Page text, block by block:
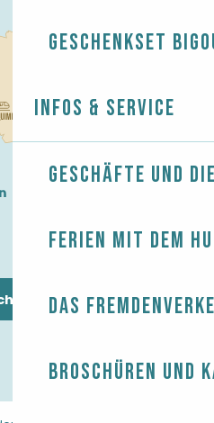
Geschenkset
Infos & Service
Geschäfte und
Ferien mit dem
Das
Broschüren und
kommen?